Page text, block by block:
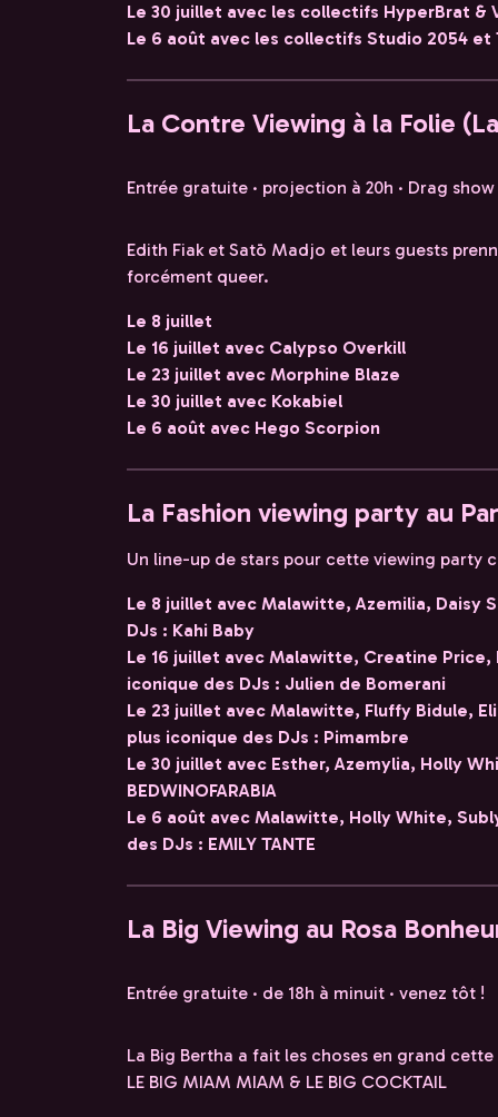
Le 30 juillet avec les collectifs HyperBrat &
Le 6 août avec les collectifs Studio 2054 et
La Contre Viewing à la Folie
Entrée gratuite · projection à 20h · Drag show
Edith Fiak et Satō Madjo et leurs guests
forcément queer.
Le 8 juillet
Le 16 juillet avec Calypso Overkill
Le 23 juillet avec Morphine Blaze
Le 30 juillet avec Kokabiel
Le 6 août avec Hego Scorpion
La Fashion viewing party au
Un line-up de stars pour cette viewing party
Le 8 juillet avec Malawitte, Azemilia, Daisy
DJs : Kahi Baby
Le 16 juillet avec Malawitte, Creatine
iconique des DJs : Julien de Bomerani
Le 23 juillet avec Malawitte, Fluffy Bidule,
plus iconique des DJs : Pimambre
Le 30 juillet avec Esther, Azemylia, Holly
BEDWINOFARABIA
Le 6 août avec Malawitte, Holly White,
des DJs : EMILY TANTE
La Big Viewing au Rosa
Entrée gratuite · de 18h à minuit · venez tôt !
La Big Bertha a fait les choses en grand
LE BIG MIAM MIAM & LE BIG COCKTAIL